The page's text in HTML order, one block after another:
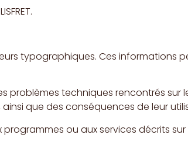
typographiques. Ces informations
problèmes techniques rencontrés sur
que des conséquences de leur
ou aux services décrits sur